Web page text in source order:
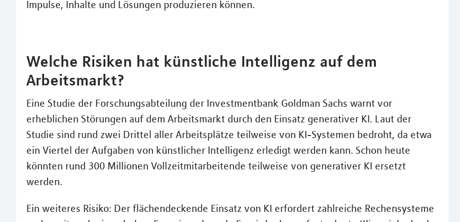
Impulse, Inhalte und Lösungen produzieren können.
Welche Risiken hat künstliche Intelligenz auf dem
Arbeitsmarkt?
Eine Studie der Forschungsabteilung der Investmentbank Goldman Sachs warnt vor
erheblichen Störungen auf dem Arbeitsmarkt durch den Einsatz generativer KI. Laut der
Studie sind rund zwei Drittel aller Arbeitsplätze teilweise von KI-Systemen bedroht, da etwa
ein Viertel der Aufgaben von künstlicher Intelligenz erledigt werden kann. Schon heute
könnten rund 300 Millionen Vollzeitmitarbeitende teilweise von generativer KI ersetzt
werden.
Ein weiteres Risiko: Der flächendeckende Einsatz von KI erfordert zahlreiche Rechensysteme